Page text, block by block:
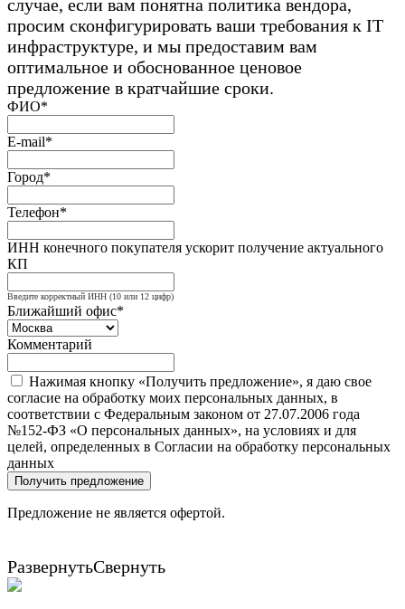
случае, если вам понятна политика вендора,
просим сконфигурировать ваши требования к IT
инфраструктуре, и мы предоставим вам
оптимальное и обоснованное ценовое
предложение в кратчайшие сроки.
ФИО*
E-mail*
Город*
Телефон*
ИНН конечного покупателя ускорит получение актуального
КП
Введите корректный ИНН (10 или 12 цифр)
Ближайший офис*
Комментарий
Нажимая кнопку «Получить предложение», я даю свое
согласие на обработку моих персональных данных, в
соответствии с Федеральным законом от 27.07.2006 года
№152-ФЗ «О персональных данных», на условиях и для
целей, определенных в Согласии на обработку персональных
данных
Получить предложение
Предложение не является офертой.
РазвернутьСвернуть